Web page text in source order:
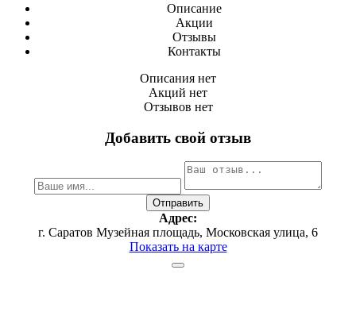
Описание
Акции
Отзывы
Контакты
Описания нет
Акций нет
Отзывов нет
Добавить свой отзыв
Адрес:
г. Саратов ​Музейная площадь, ​Московская улица, 6
Показать на карте